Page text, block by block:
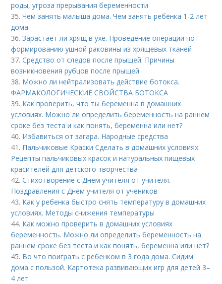
роды, угроза прерывания беременности
35.Чем занять малыша дома. Чем занять ребёнка 1-2 лет
дома
36.Зарастает ли хрящ в ухе. Проведение операции по
формированию ушной раковины из хрящевых тканей
37.Средство от следов после прыщей. Причины
возникновения рубцов после прыщей
38. Можно ли нейтрализовать действие ботокса.
ФАРМАКОЛОГИЧЕСКИЕ СВОЙСТВА БОТОКСА
39. Как проверить, что ты беременна в домашних
условиях. Можно ли определить беременность на раннем
сроке без теста и как понять, беременна или нет?
40. Избавиться от загара. Народные средства
41. Пальчиковые Краски Сделать в домашних условиях.
Рецепты пальчиковых красок и натуральных пищевых
красителей для детского творчества
42.Стихотворение с Днем учителя от учителя.
Поздравления с Днем учителя от учеников
43. Как у ребенка быстро снять температуру в домашних
условиях. Методы снижения температуры
44. Как можно проверить в домашних условиях
беременность. Можно ли определить беременность на
раннем сроке без теста и как понять, беременна или нет?
45. Во что поиграть с ребенком в 3 года дома. Сидим
дома с пользой. Картотека развивающих игр для детей 3–
4 лет